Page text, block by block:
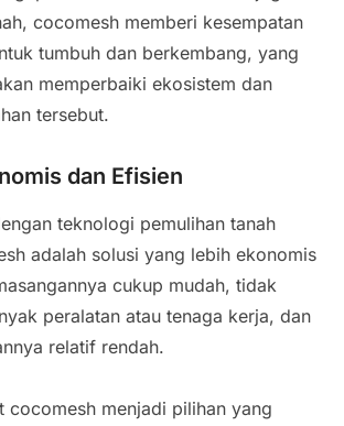
cocomesh memberi kesempatan
tumbuh dan berkembang, yang
memperbaiki ekosistem dan
tersebut.
dan Efisien
teknologi pemulihan tanah
adalah solusi yang lebih ekonomis
cukup mudah, tidak
peralatan atau tenaga kerja, dan
relatif rendah.
cocomesh menjadi pilihan yang